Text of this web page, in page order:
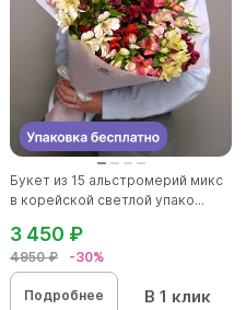
Букет из 15 альстромерий микс
в корейской светлой упако...
4950 ₽ -30%
3 450 ₽
Подробнее В 1 клик